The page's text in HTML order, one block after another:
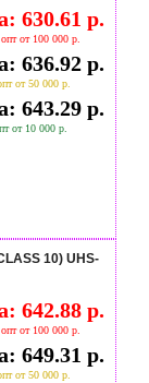
630.61 р.
от 100 000 р.
636.92 р.
от 50 000 р.
643.29 р.
от 10 000 р.
10) UHS-
642.88 р.
от 100 000 р.
649.31 р.
от 50 000 р.